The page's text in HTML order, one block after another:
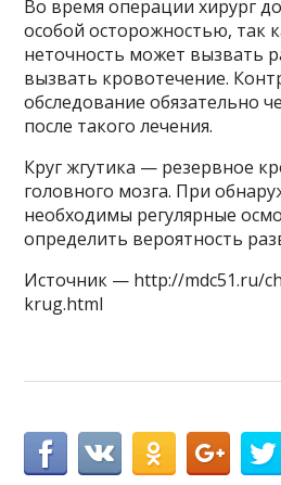
Во время операции хирург
особой осторожностью, так
неточность может вызвать
вызвать кровотечение.
обследование обязательно
после такого лечения.
Круг жгутика — резервное
головного мозга. При
необходимы регулярные
определить вероятность
Источник — http://mdc51.ru/
krug.html